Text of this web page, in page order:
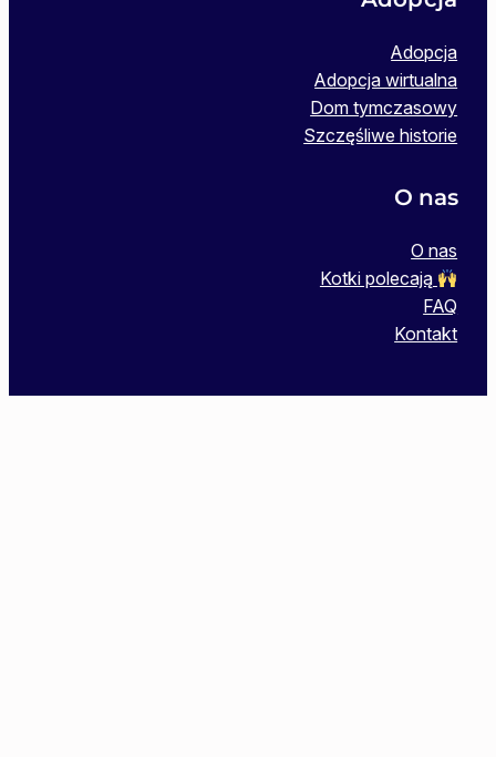
Adopcja
Adopcja wirtualna
Dom tymczasowy
Szczęśliwe historie
O nas
O nas
Kotki polecają
FAQ
Kontakt